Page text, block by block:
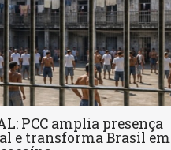
PCC amplia presença
e transforma Brasil em